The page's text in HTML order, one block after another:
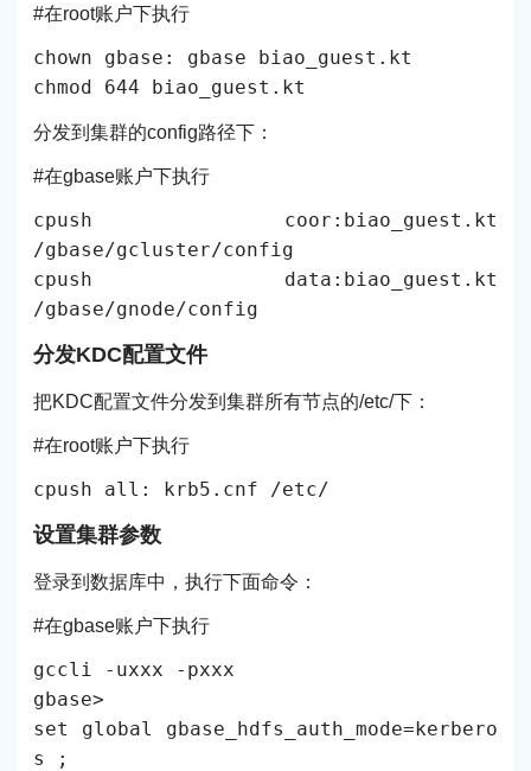
#在root账户下执行
chown gbase: gbase biao_guest.kt
chmod 644 biao_guest.kt
分发到集群的config路径下：
#在gbase账户下执行
cpush coor:biao_guest.kt
/gbase/gcluster/config
cpush data:biao_guest.kt
/gbase/gnode/config
分发KDC配置文件
把KDC配置文件分发到集群所有节点的/etc/下：
#在root账户下执行
cpush all: krb5.cnf /etc/
设置集群参数
登录到数据库中，执行下面命令：
#在gbase账户下执行
gccli -uxxx -pxxx
gbase>
set global gbase_hdfs_auth_mode=kerbero
s ;